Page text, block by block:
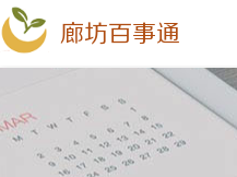
廊坊百事通